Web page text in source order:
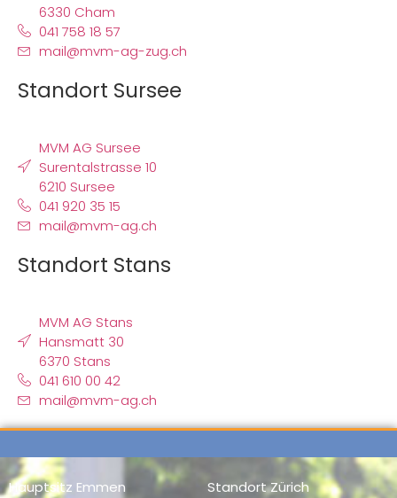
6330 Cham
041 758 18 57
mail@mvm-ag-zug.ch
Standort Sursee
MVM AG Sursee
Surentalstrasse 10
6210 Sursee
041 920 35 15
mail@mvm-ag.ch
Standort Stans
MVM AG Stans
Hansmatt 30
6370 Stans
041 610 00 42
mail@mvm-ag.ch
Hauptsitz Emmen Standort Zürich